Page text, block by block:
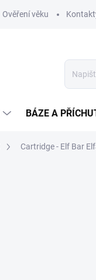
Ověření věku
BÁZE A
Cartridge - Elf Bar